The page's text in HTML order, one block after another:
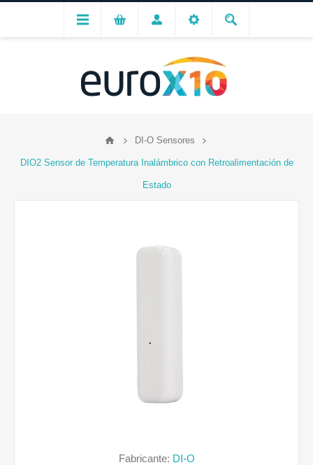
DI-O Sensores
DIO2 Sensor de Temperatura Inalámbrico con Retroalimentación de
Estado
Fabricante: DI-O